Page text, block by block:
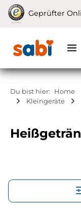
Zum Hauptinhalt
Geprüfter
Du bist hier: Home
Kleingeräte